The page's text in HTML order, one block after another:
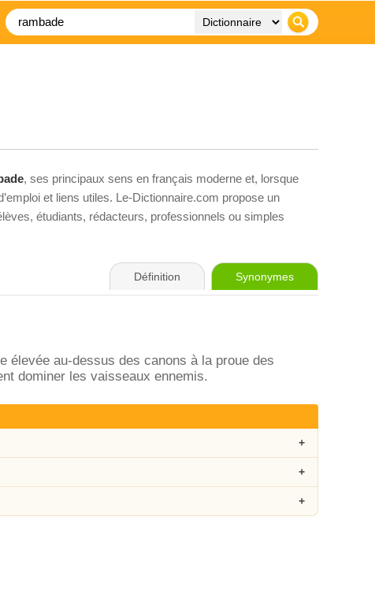
, ses principaux sens en français moderne et, lorsque
et liens utiles. Le-Dictionnaire.com propose un
étudiants, rédacteurs, professionnels ou simples
Définition Synonymes
élevée au-dessus des canons à la proue des
dominer les vaisseaux ennemis.